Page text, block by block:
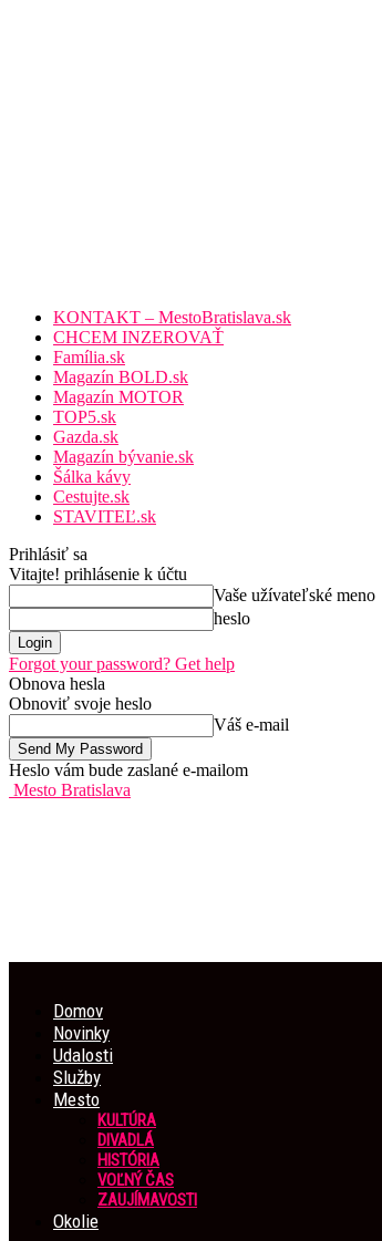
KONTAKT – MestoBratislava.sk
CHCEM INZEROVAŤ
Família.sk
Magazín BOLD.sk
Magazín MOTOR
TOP5.sk
Gazda.sk
Magazín bývanie.sk
Šálka kávy
Cestujte.sk
STAVITEĽ.sk
Prihlásiť sa
Vitajte! prihlásenie k účtu
Vaše užívateľské meno
heslo
Forgot your password? Get help
Obnova hesla
Obnoviť svoje heslo
Váš e-mail
Heslo vám bude zaslané e-mailom
Mesto Bratislava
Domov
Novinky
Udalosti
Služby
Mesto
KULTÚRA
DIVADLÁ
HISTÓRIA
VOĽNÝ ČAS
ZAUJÍMAVOSTI
Okolie